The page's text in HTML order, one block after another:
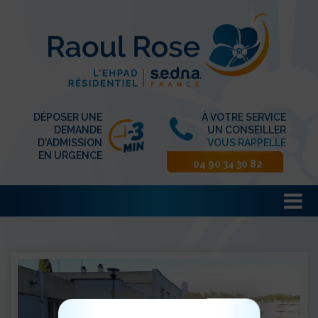
DÉPOSER UNE
DEMANDE
D'ADMISSION
EN URGENCE
À VOTRE SERVICE
UN CONSEILLER
VOUS RAPPELLE
04 90 34 30 82